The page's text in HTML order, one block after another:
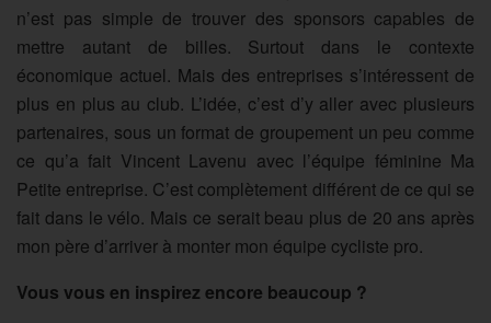
n’est pas simple de trouver des sponsors capables de
mettre autant de billes. Surtout dans le contexte
économique actuel. Mais des entreprises s’intéressent de
plus en plus au club. L’idée, c’est d’y aller avec plusieurs
partenaires, sous un format de groupement un peu comme
ce qu’a fait Vincent Lavenu avec l’équipe féminine Ma
Petite entreprise. C’est complètement différent de ce qui se
fait dans le vélo. Mais ce serait beau plus de 20 ans après
mon père d’arriver à monter mon équipe cycliste pro.
Vous vous en inspirez encore beaucoup ?